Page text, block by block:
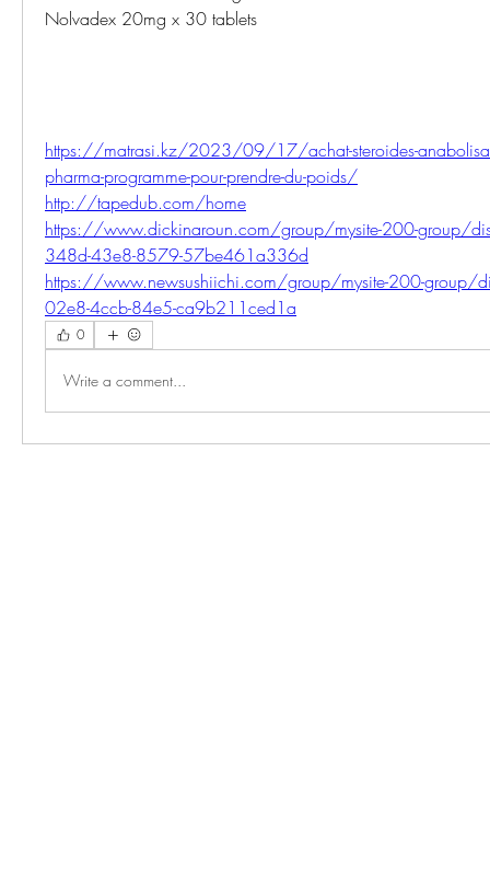
Nolvadex 20mg x 30 tablets
https://matrasi.kz/2023/09/17/achat-steroides-
pharma-programme-pour-prendre-du-poids/
http://tapedub.com/home
https://www.dickinaroun.com/group/mysite-200-group/
348d-43e8-8579-57be461a336d
https://www.newsushiichi.com/group/mysite-200-group/
02e8-4ccb-84e5-ca9b211ced1a
0
Write a comment...